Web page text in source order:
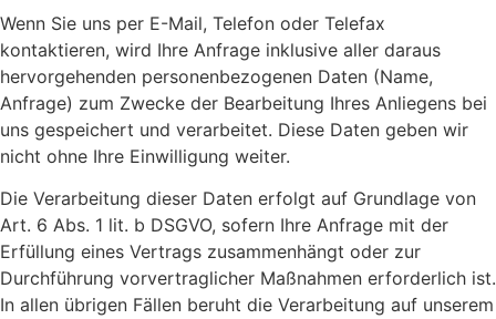
Wenn Sie uns per E-Mail, Telefon oder Telefax
kontaktieren, wird Ihre Anfrage inklusive aller daraus
hervorgehenden personenbezogenen Daten (Name,
Anfrage) zum Zwecke der Bearbeitung Ihres Anliegens bei
uns gespeichert und verarbeitet. Diese Daten geben wir
nicht ohne Ihre Einwilligung weiter.
Die Verarbeitung dieser Daten erfolgt auf Grundlage von
Art. 6 Abs. 1 lit. b DSGVO, sofern Ihre Anfrage mit der
Erfüllung eines Vertrags zusammenhängt oder zur
Durchführung vorvertraglicher Maßnahmen erforderlich ist.
In allen übrigen Fällen beruht die Verarbeitung auf unserem